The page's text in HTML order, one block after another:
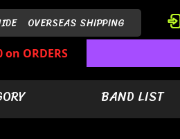
OVERSEAS SHIPPING
ORDERS
BAND LIST